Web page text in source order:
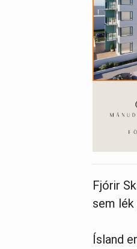
Fjórir
sem lék
Ísland